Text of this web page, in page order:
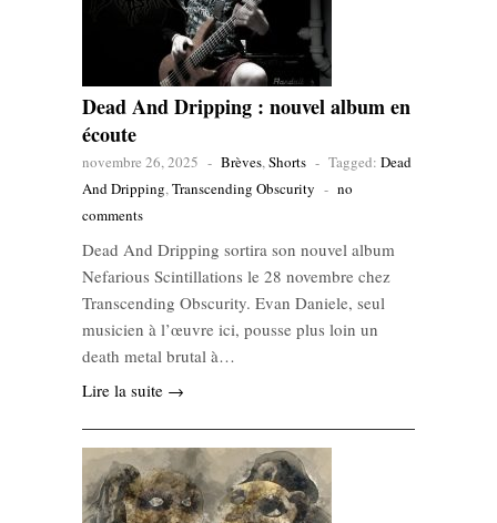
Dead And Dripping : nouvel album en
écoute
novembre 26, 2025 - Brèves,Shorts - Tagged: Dead
And Dripping,Transcending Obscurity - no
comments
Dead And Dripping sortira son nouvel album
Nefarious Scintillations le 28 novembre chez
Transcending Obscurity. Evan Daniele, seul
musicien à l’œuvre ici, pousse plus loin un
death metal brutal à…
Lire la suite →